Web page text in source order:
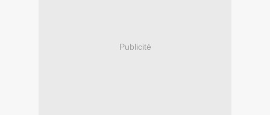
Publicité